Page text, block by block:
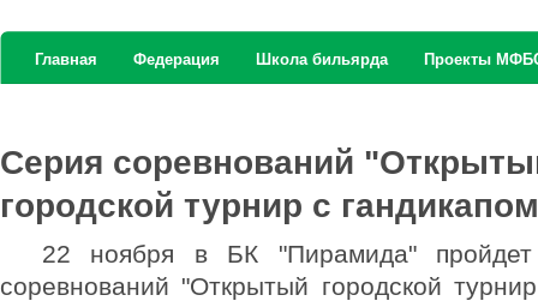
Главная Федерация Школа бильярда Проекты
Серия соревнований
городской турнир с
22 ноября в БК "Пирамида"
соревнований "Открытый городской